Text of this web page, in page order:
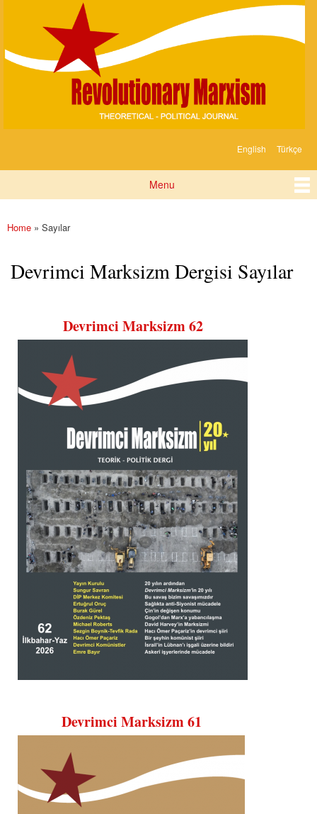
content
Marksizm
English Türkçe
Menu
You are here
Home » Sayılar
Devrimci Marksizm Dergisi Sayılar
Devrimci Marksizm 62
Devrimci Marksizm 61